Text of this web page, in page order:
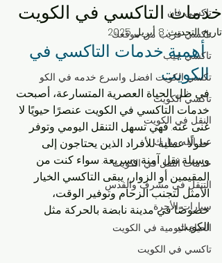
تاكسي فان
تاكسي قريب من موقعك
تاكسي جيب
تكسي الكويت افضل واسرع خدمه في الكو
تاكسي الكويت
النقل في الكويت
عبد الله مبارك
خدمات النقل في الكويت
التنقل في مشرف والقدس
سيارات الأجرة
الحياة اليومية في الكويت
تاكسي في الكويت
خدمات التاكسي في الكويت
تاريخ التحديث:8 أبريل 2025
أهمية خدمات التاكسي في
الكويت
في ظل الحياة العصرية المتسارعة، أصبحت
خدمات التاكسي في الكويت عنصرًا حيويًا لا
غنى عنه. فهي تسهل التنقل اليومي وتوفر
حلولًا عملية للأفراد الذين يحتاجون إلى
وسيلة نقل آمنة وسريعة. سواء كنت من
المقيمين أو الزوار، يبقى التاكسي الخيار
الأمثل لتجنب الزحام وتوفير الوقت،
خصوصًا في مدينة نابضة بالحركة مثل
الكويت.